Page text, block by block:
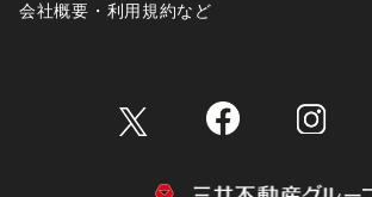
会社概要・利用規約など